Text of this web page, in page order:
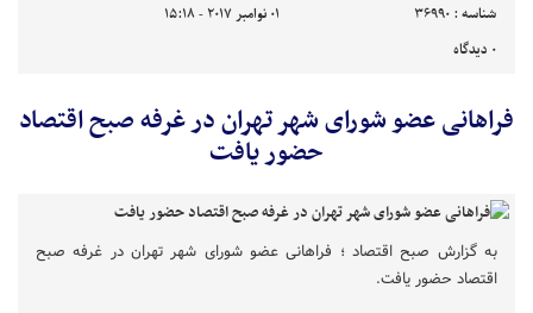
شناسه : 36990
01 نوامبر 2017 - 15:18
0 دیدگاه
فراهانی عضو شورای شهر تهران در غرفه صبح اقتصاد
حضور یافت
به گزارش صبح اقتصاد ؛ فراهانی عضو شورای شهر تهران در غرفه صبح
اقتصاد حضور یافت.